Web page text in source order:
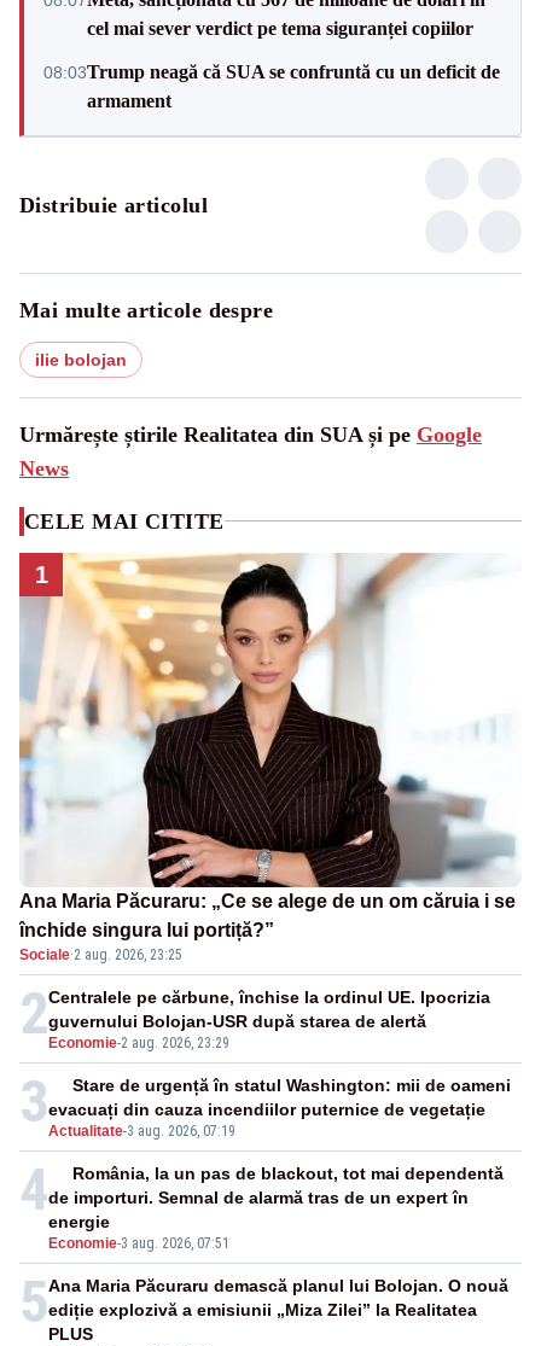
cel mai sever verdict pe tema siguranței copiilor
08:03Trump neagă că SUA se confruntă cu un deficit de
armament
Distribuie articolul
Mai multe articole despre
ilie bolojan
Urmărește știrile Realitatea din SUA și pe Google
News
CELE MAI CITITE
1
Ana Maria Păcuraru: „Ce se alege de un om căruia i se
închide singura lui portiță?”
Sociale·2 aug. 2026, 23:25
2 Economie-2 aug. 2026, 23:29
Centralele pe cărbune, închise la ordinul UE. Ipocrizia
guvernului Bolojan-USR după starea de alertă
3Actualitate-3 aug. 2026, 07:19
Stare de urgență în statul Washington: mii de oameni
evacuați din cauza incendiilor puternice de vegetație
4
Economie-3 aug. 2026, 07:51
România, la un pas de blackout, tot mai dependentă
de importuri. Semnal de alarmă tras de un expert în
energie
5Ana Maria Păcuraru demască planul lui Bolojan. O nouă
ediție explozivă a emisiunii „Miza Zilei” la Realitatea
PLUS